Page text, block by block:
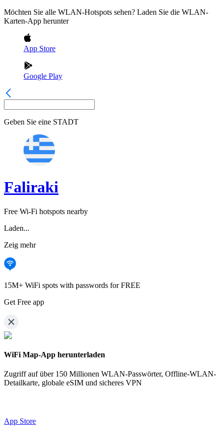
Möchten Sie alle WLAN-Hotspots sehen? Laden Sie die WLAN-
Karten-App herunter
App Store
Google Play
Geben Sie eine STADT
Faliraki
Free Wi-Fi hotspots nearby
Laden...
Zeig mehr
15M+ WiFi spots with passwords for FREE
Get Free app
WiFi Map-App herunterladen
Zugriff auf über 150 Millionen WLAN-Passwörter, Offline-WLAN-
Detailkarte, globale eSIM und sicheres VPN
App Store